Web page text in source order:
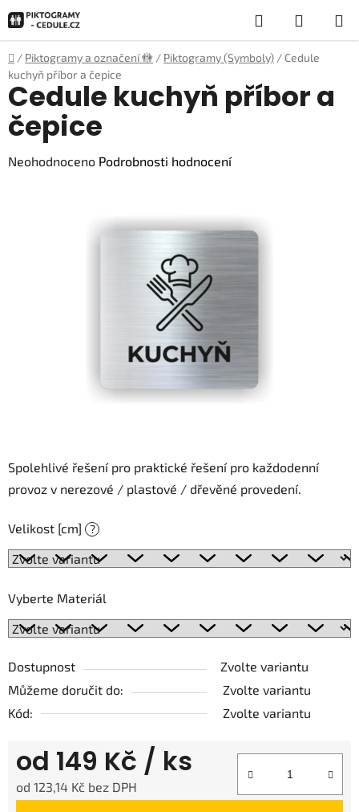
na
obsah
Hledat
KOŠÍK
Domů
/ Piktogramy a označení 🚻 / Piktogramy (Symboly) / Cedule
kuchyň příbor a čepice
Spolehlivé řešení pro praktické řešení pro každodenní
provoz v nerezové / plastové / dřevěné provedení.
Velikost [cm] ?
Vyberte Materiál
Dostupnost
Zvolte variantu
Můžeme doručit do:
Zvolte variantu
Kód:
Zvolte variantu
od 149 Kč / ks
od 123,14 Kč bez DPH
Cedule kuchyň příbor a
čepice
Průměrné
Neohodnoceno Podrobnosti hodnocení